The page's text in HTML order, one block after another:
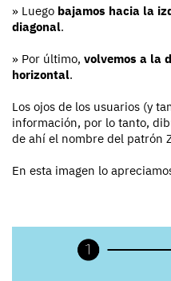
» Luego bajamos hacia la
diagonal.
» Por último, volvemos a la
horizontal.
Los ojos de los usuarios (y
información, por lo tanto,
de ahí el nombre del patrón
En esta imagen lo